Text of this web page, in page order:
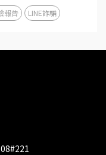
報告 LINE詐騙